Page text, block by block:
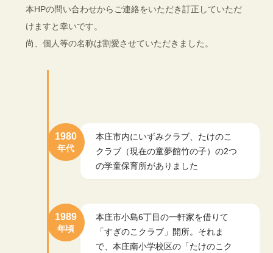
本HPの問い合わせからご連絡をいただき訂正していただ
けますと幸いです。
尚、個人等の名称は割愛させていただきました。
本庄市内にいずみクラブ、たけのこ
クラブ（現在の童夢館竹の子）の2つ
の学童保育所がありました
1980
年代
本庄市小島6丁目の一軒家を借りて
「すぎのこクラブ」開所。それま
で、本庄南小学校区の「たけのこク
1989
年頃